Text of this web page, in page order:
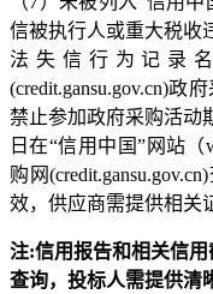
信被执行人或重大税收
法失信行为记录
(credit.gansu.gov.cn)政
禁止参加政府采购活动
日在“信用中国”网站（
购网
效，供应商需提供相关
注:信用报告和相关信
查询，投标人需提供清